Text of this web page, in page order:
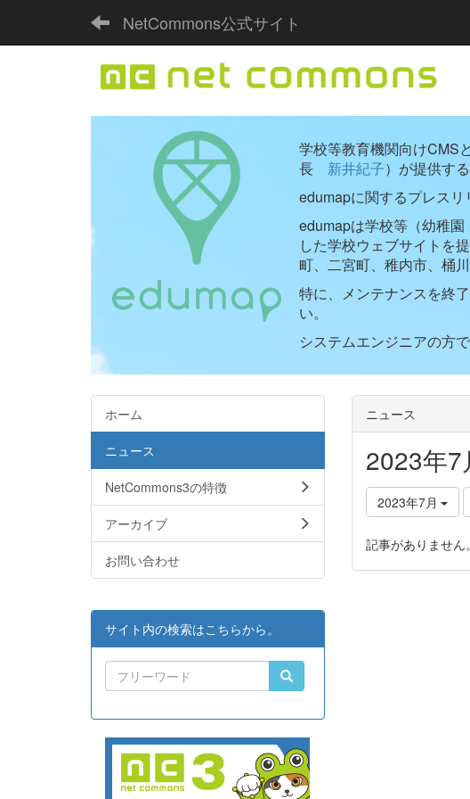
NetCommons公式サイト
学校等教育機関向けCMS
長 新井紀子）が提供する
edumapに関するプレスリ
edumapは学校等（幼稚
した学校ウェブサイトを
町、二宮町、稚内市、桶
特に、メンテナンスを終
い。
システムエンジニアの方
ニュース
2023年7
2023年7月
記事がありません。
ホーム
ニュース
NetCommons3の特徴
アーカイブ
お問い合わせ
サイト内の検索はこちらから。